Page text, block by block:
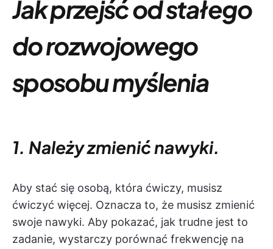
Jak przejść od stałego
do rozwojowego
sposobu myślenia
1. Należy zmienić nawyki.
Aby stać się osobą, która ćwiczy, musisz
ćwiczyć więcej. Oznacza to, że musisz zmienić
swoje nawyki. Aby pokazać, jak trudne jest to
zadanie, wystarczy porównać frekwencję na